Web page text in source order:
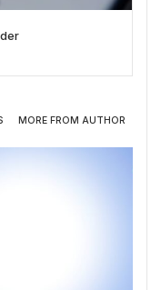
MORE FROM AUTHOR